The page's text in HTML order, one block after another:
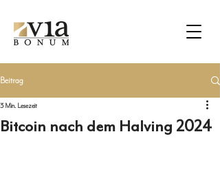
Beitrag
Bitcoin nach dem Halving 2024
3 Min. Lesezeit